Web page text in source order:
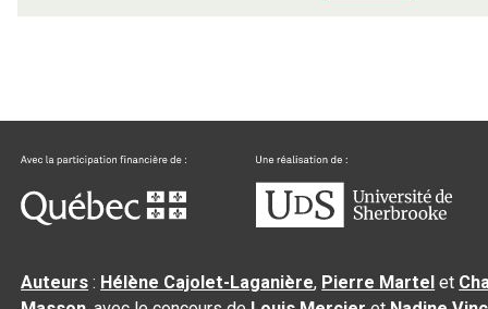
Auteurs : Hélène Cajolet-Laganière, Pierre Martel et